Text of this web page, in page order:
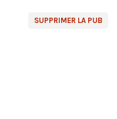
SUPPRIMER LA PUB